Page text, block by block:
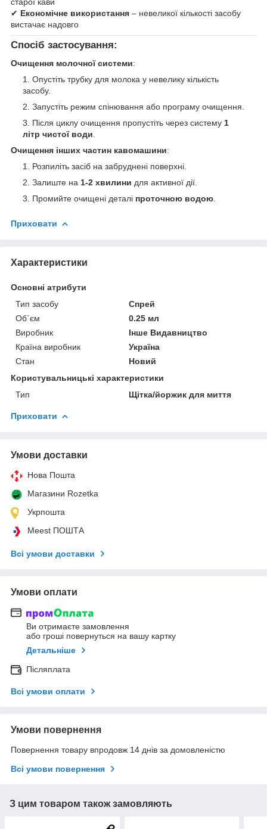
старої кави
✔ Економічне використання – невеликої кількості засобу
вистачає надовго
Спосіб застосування:
Очищення молочної системи:
Опустіть трубку для молока у невелику кількість
засобу.
Запустіть режим спінювання або програму очищення.
Після циклу очищення пропустіть через систему 1
літр чистої води
Очищення інших частин кавомашини:
Розпиліть засіб на забруднені поверхні.
Залиште на 1-2 хвилини для активної дії.
Промийте очищені деталі проточною водою
Приховати
Характеристики
Основні атрибути
Тип засобу
Спрей
Об`єм
0.25 мл
Виробник
Інше Видавництво
Країна виробник
Україна
Стан
Новий
Користувальницькі характеристики
Тип
Щітка/йоржик для миття
Приховати
Умови доставки
Нова Пошта
Магазини Rozetka
Укрпошта
Meest ПОШТА
Всі умови доставки
Умови оплати
Ви отримаєте замовлення
або гроші повернуться на вашу картку
Детальніше
Післяплата
Всі умови оплати
Умови повернення
Повернення товару впродовж 14 днів за домовленістю
Всі умови повернення
З цим товаром також замовляють